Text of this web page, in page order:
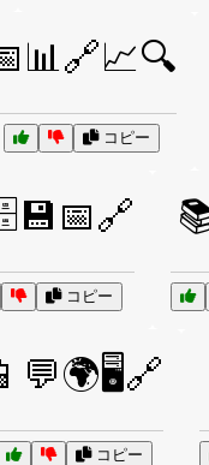
コピー
コピー
コピー